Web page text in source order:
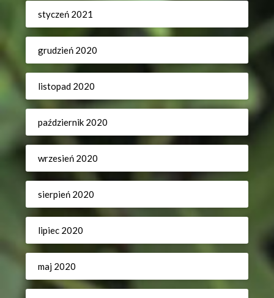
styczeń 2021
grudzień 2020
listopad 2020
październik 2020
wrzesień 2020
sierpień 2020
lipiec 2020
maj 2020